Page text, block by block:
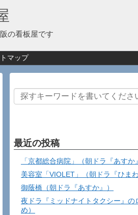
の看板屋です
マップ
最近の投稿
「京都総合病院」（朝ドラ『あすか
美容室「VIOLET」（朝ドラ『ひまわ
御蔭橋（朝ドラ『あすか』）
夜ドラ『ミッドナイトタクシー』の
め）